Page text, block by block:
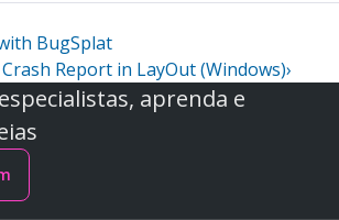
BugSplat
Report in LayOut (Windows)›
aprenda e